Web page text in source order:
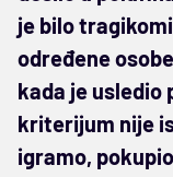
je bilo
određene
kada je usledio
kriterijum nije
igramo,